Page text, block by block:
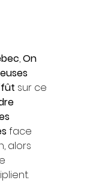
, On
sur ce
face
alors